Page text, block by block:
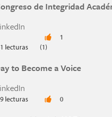
de Integridad
Conferencias 9° Congreso de
lecturas
1
(1)
to Become a Voice
Going Beyond a Day to Become
lecturas 0